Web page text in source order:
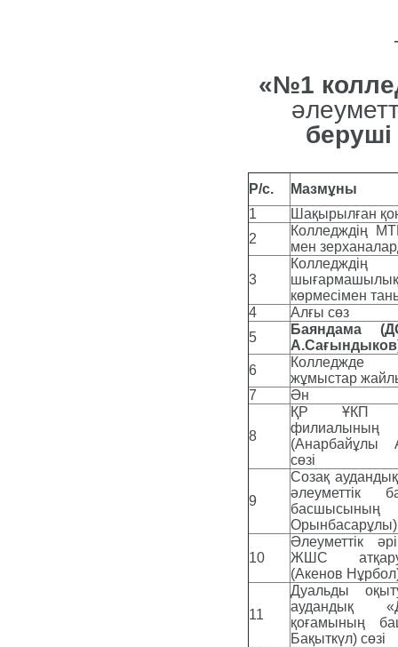
«№1
беруші
Р/с.
Мазмұны
1
Шақырылған
2
Колледждің
мен
3
көрмесімен
4
Алғы сөз
5
Баяндама
6
Колледжде
жұмыстар
7
Ән
8
ҚР ҰКП
(Анарбайұлы
сөзі
9
Созақ
әлеуметтік
басшысының
Орынбасарұлы)
10
Әлеуметтік
ЖШС
(Акенов
11
Дуальды
аудандық
қоғамының
Бақыткүл) сөзі